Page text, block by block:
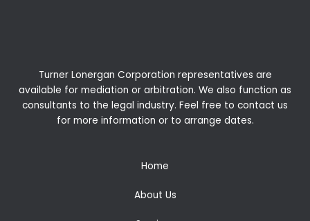
Turner Lonergan Corporation representatives are
available for mediation or arbitration. We also function as
consultants to the legal industry. Feel free to contact us
for more information or to arrange dates.
Home
About Us